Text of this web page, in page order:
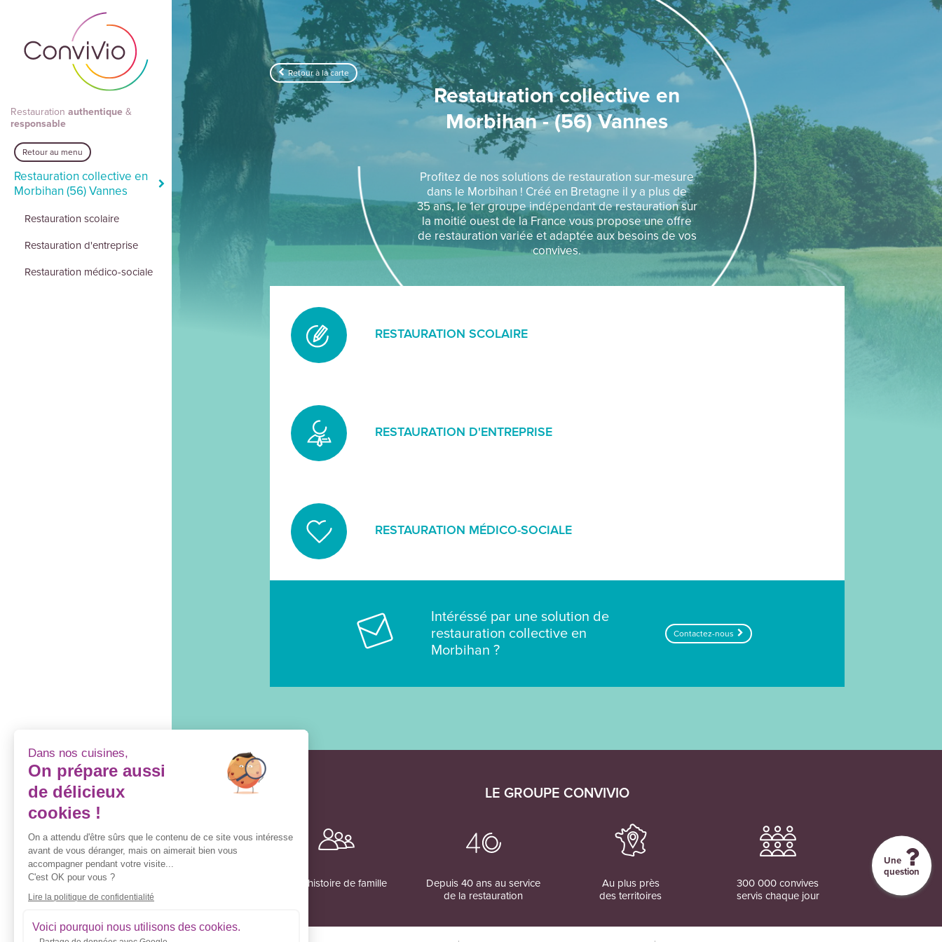
Restauration authentique &
responsable
Retour au menu
Restauration collective en
Morbihan (56) Vannes
Restauration scolaire
Restauration d'entreprise
Restauration médico-sociale
Une
question
Retour à la carte
Restauration collective en
Morbihan - (56) Vannes
Profitez de nos solutions de restauration sur-mesure
dans le Morbihan ! Créé en Bretagne il y a plus de
35 ans, le 1er groupe indépendant de restauration sur
la moitié ouest de la France vous propose une offre
de restauration variée et adaptée aux besoins de vos
convives.
RESTAURATION SCOLAIRE
RESTAURATION D'ENTREPRISE
RESTAURATION MÉDICO-SOCIALE
Intéréssé par une solution de
restauration collective en
Morbihan ?
Contactez-nous
LE GROUPE CONVIVIO
Une histoire de famille
Depuis 40 ans au service
de la restauration
Au plus près
des territoires
300 000 convives
servis chaque jour
Dans nos cuisines,
On prépare aussi
de délicieux
cookies !
On a attendu d'être sûrs que le contenu de ce site vous intéresse
avant de vous déranger, mais on aimerait bien vous
accompagner pendant votre visite...
C'est OK pour vous ?
Lire la politique de confidentialité
Voici pourquoi nous utilisons des cookies.